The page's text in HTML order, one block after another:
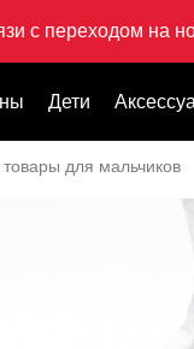
с переходом на
Дети
для мальчиков